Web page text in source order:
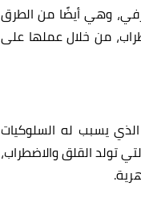
وهي أيضًا من الطرق
من خلال عملها على
يسبب له السلوكيات
تولد القلق والاضطراب،